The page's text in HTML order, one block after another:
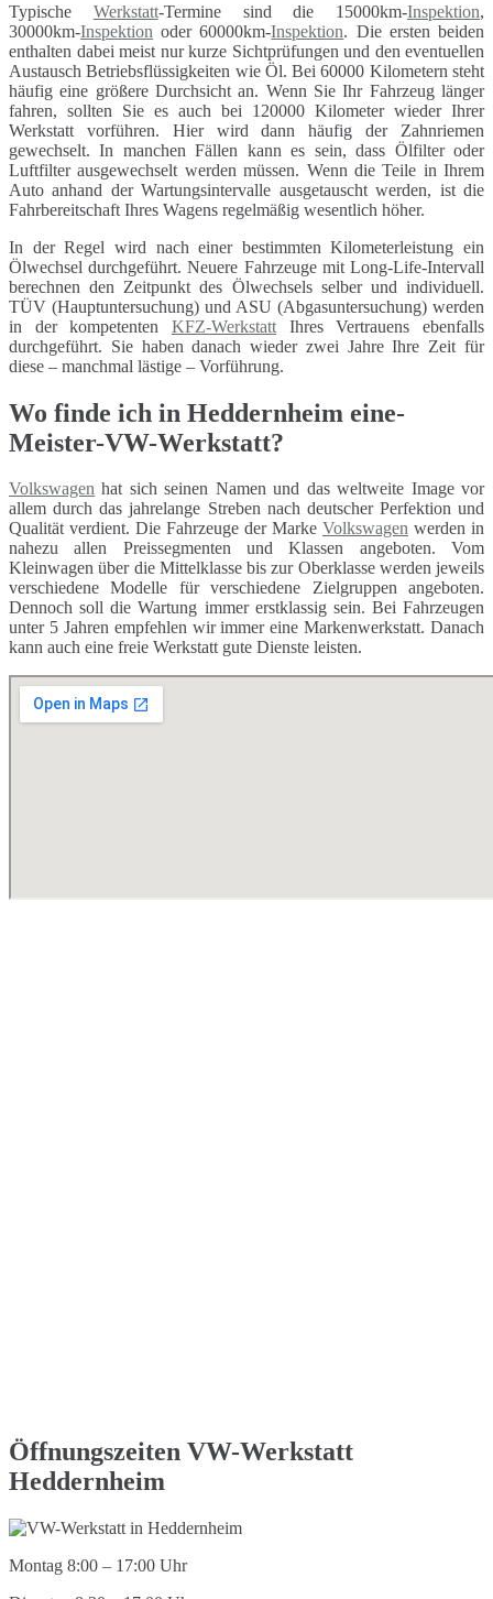
Typische Werkstatt-Termine sind die 15000km-Inspektion,
30000km-Inspektion oder 60000km-Inspektion. Die ersten beiden
enthalten dabei meist nur kurze Sichtprüfungen und den eventuellen
Austausch Betriebsflüssigkeiten wie Öl. Bei 60000 Kilometern steht
häufig eine größere Durchsicht an. Wenn Sie Ihr Fahrzeug länger
fahren, sollten Sie es auch bei 120000 Kilometer wieder Ihrer
Werkstatt vorführen. Hier wird dann häufig der Zahnriemen
gewechselt. In manchen Fällen kann es sein, dass Ölfilter oder
Luftfilter ausgewechselt werden müssen. Wenn die Teile in Ihrem
Auto anhand der Wartungsintervalle ausgetauscht werden, ist die
Fahrbereitschaft Ihres Wagens regelmäßig wesentlich höher.
In der Regel wird nach einer bestimmten Kilometerleistung ein
Ölwechsel durchgeführt. Neuere Fahrzeuge mit Long-Life-Intervall
berechnen den Zeitpunkt des Ölwechsels selber und individuell.
TÜV (Hauptuntersuchung) und ASU (Abgasuntersuchung) werden
in der kompetenten KFZ-Werkstatt Ihres Vertrauens ebenfalls
durchgeführt. Sie haben danach wieder zwei Jahre Ihre Zeit für
diese – manchmal lästige – Vorführung.
Wo finde ich in Heddernheim eine-
Meister-VW-Werkstatt?
Volkswagen hat sich seinen Namen und das weltweite Image vor
allem durch das jahrelange Streben nach deutscher Perfektion und
Qualität verdient. Die Fahrzeuge der Marke Volkswagen werden in
nahezu allen Preissegmenten und Klassen angeboten. Vom
Kleinwagen über die Mittelklasse bis zur Oberklasse werden jeweils
verschiedene Modelle für verschiedene Zielgruppen angeboten.
Dennoch soll die Wartung immer erstklassig sein. Bei Fahrzeugen
unter 5 Jahren empfehlen wir immer eine Markenwerkstatt. Danach
kann auch eine freie Werkstatt gute Dienste leisten.
Öffnungszeiten VW-Werkstatt
Heddernheim
Montag 8:00 – 17:00 Uhr